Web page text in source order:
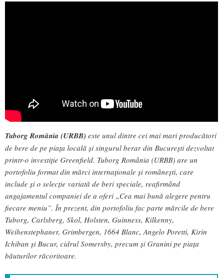
Tuborg România (URBB) este unul dintre cei mai mari producători
de bere de pe piața locală și singurul berar din București dezvoltat
printr-o investiție Greenfield. Tuborg România (URBB) are un
portofoliu format din mărci internaționale și românești, care
include și o selecție variată de beri speciale, reafirmând
angajamentul companiei de a oferi „Cea mai bună alegere pentru
fiecare meniu”. În prezent, din portofoliu fac parte mărcile de bere
Tuborg, Carlsberg, Skol, Holsten, Guinness, Kilkenny,
Weihenstephaner, Grimbergen, 1664 Blanc, Angelo Poretti, Kirin
Ichiban și Bucur, cidrul Somersby, precum şi Granini pe piaţa
băuturilor răcoritoare.